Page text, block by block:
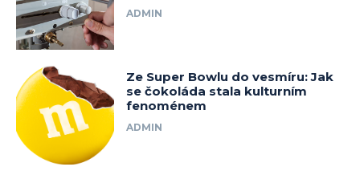
ADMIN
Ze Super Bowlu do vesmíru: Jak
se čokoláda stala kulturním
fenoménem
ADMIN